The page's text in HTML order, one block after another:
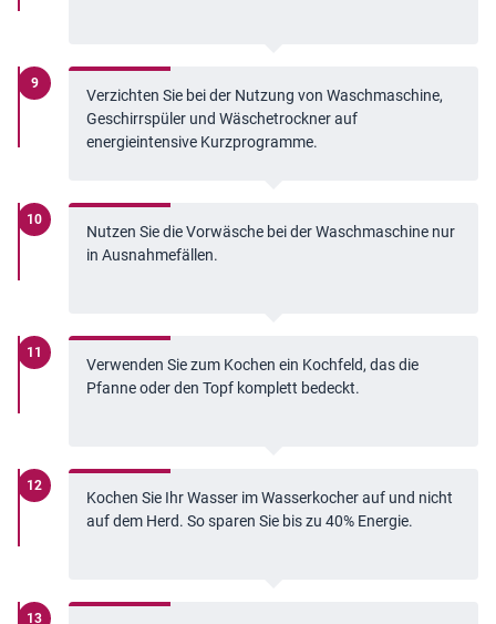
Verzichten Sie bei der Nutzung von Waschmaschine,
Geschirrspüler und Wäschetrockner auf
energieintensive Kurzprogramme.
Nutzen Sie die Vorwäsche bei der Waschmaschine nur
in Ausnahmefällen.
Verwenden Sie zum Kochen ein Kochfeld, das die
Pfanne oder den Topf komplett bedeckt.
Kochen Sie Ihr Wasser im Wasserkocher auf und nicht
auf dem Herd. So sparen Sie bis zu 40% Energie.